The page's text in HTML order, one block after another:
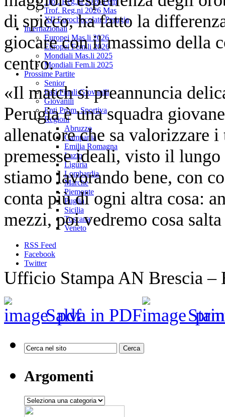
Trof. Reg.ni 2026 Mas
XII Eurochocolate Perugia
Internazionali
Europei Mas.li 2026
Europei Fem.li 2026
Mondiali Mas.li 2025
Mondiali Fem.li 2025
Prossime Partite
Senior
Fasi Finali Giovanili
Giovanili
Enti Prom. Sportiva
Regioni
Abruzzo
Campania
Emilia Romagna
Lazio
Liguria
Lombardia
Marche
Piemonte
Puglia
Sicilia
Toscana
Veneto
RSS Feed
Facebook
Twitter
di spicco, ha fatto la
giocare con il massimo della
centro.
«Il match si preannuncia
Perugia è una squadra
allenatore che sa valorizzare
premesse ideali, visto il
stiamo lavorando bene, con
conta più di ogni altra cosa:
mezzi, poi vedremo cosa
Ufficio Stampa AN Brescia –
Salva in PDF
Argomenti
Argomenti